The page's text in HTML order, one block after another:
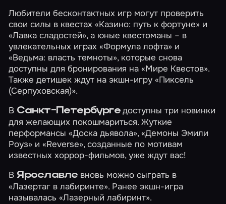
Любители бесконтактных игр могут проверить
свои силы в квестах«Казино: путь к фортуне» и
«Лавка сладостей», а юные квестоманы – в
увлекательных играх«Формула лофта» и
«Ведьма: власть темноты», которые снова
доступны для бронирования на «Мире Квестов».
Также детишек ждут на экшн-игру«Пиксель
(Серпуховская)».
В Санкт-Петербургедоступны три новинки
для желающих покошмариться. Жуткие
перформансы«Доска дьявола»,«Демоны Эмили
Роуз» и«Reverse», созданные по мотивам
известных хоррор-фильмов, уже ждут вас!
ВЯрославле вновь можно сыграть в
«Лазертаг в лабиринте». Ранее экшн-игра
называлась «Лазерный лабиринт».